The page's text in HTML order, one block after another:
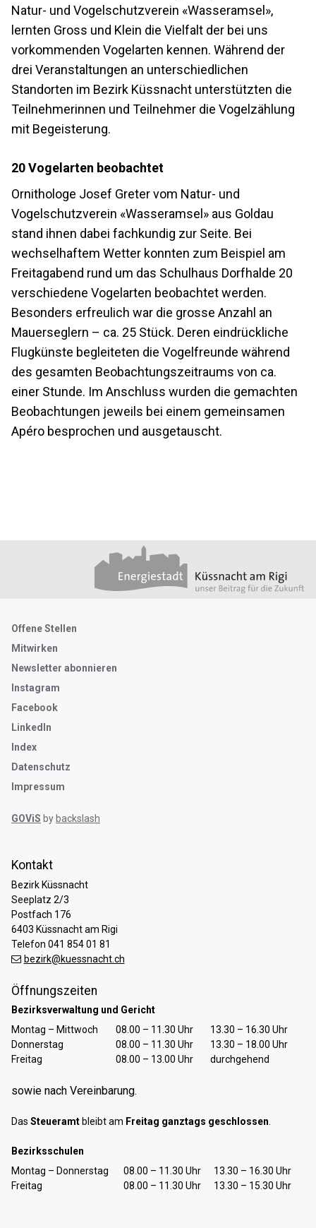
Natur- und Vogelschutzverein «Wasseramsel»,
lernten Gross und Klein die Vielfalt der bei uns
vorkommenden Vogelarten kennen. Während der
drei Veranstaltungen an unterschiedlichen
Standorten im Bezirk Küssnacht unterstützten die
Teilnehmerinnen und Teilnehmer die Vogelzählung
mit Begeisterung.
20 Vogelarten beobachtet
Ornithologe Josef Greter vom Natur- und
Vogelschutzverein «Wasseramsel» aus Goldau
stand ihnen dabei fachkundig zur Seite. Bei
wechselhaftem Wetter konnten zum Beispiel am
Freitagabend rund um das Schulhaus Dorfhalde 20
verschiedene Vogelarten beobachtet werden.
Besonders erfreulich war die grosse Anzahl an
Mauerseglern – ca. 25 Stück. Deren eindrückliche
Flugkünste begleiteten die Vogelfreunde während
des gesamten Beobachtungszeitraums von ca.
einer Stunde. Im Anschluss wurden die gemachten
Beobachtungen jeweils bei einem gemeinsamen
Apéro besprochen und ausgetauscht.
Kontakt
Bezirk Küssnacht
Seeplatz 2/3
Postfach 176
6403 Küssnacht am Rigi
Telefon 041 854 01 81
bezirk@kuessnacht.ch
Öffnungszeiten
Bezirksverwaltung und Gericht
TagÖffnungszeiten Vormittag Öffnungszeiten Nachmittag
Montag – Mittwoch 08.00 – 11.30 Uhr
13.30 – 16.30 Uhr
Donnerstag
08.00 – 11.30 Uhr
13.30 – 18.00 Uhr
Freitag
08.00 – 13.00 Uhr durchgehend
sowie nach Vereinbarung.
Das Steueramt bleibt am Freitag ganztags geschlossen.
Bezirksschulen
TagÖffnungszeiten Vormittag Öffnungszeiten Nachmittag
Montag – Donnerstag 08.00 – 11.30 Uhr
13.30 – 16.30 Uhr
Freitag
08.00 – 11.30 Uhr 13.30 – 15.30 Uhr
Metanavigation
Offene Stellen
Mitwirken
Newsletter abonnieren
Instagram
Facebook
LinkedIn
Index
Datenschutz
Impressum
GOViS by backslash